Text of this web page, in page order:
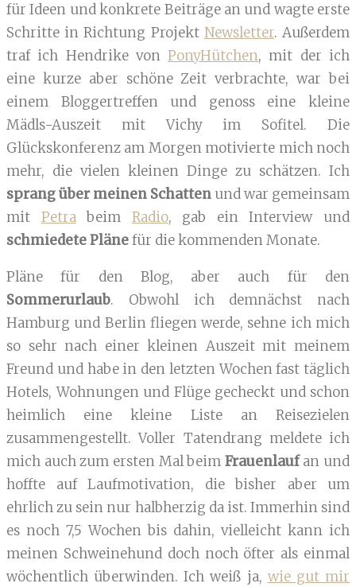
für Ideen und konkrete Beiträge an und wagte erste
Schritte in Richtung Projekt Newsletter. Außerdem
traf ich Hendrike vonPonyHütchen, mit der ich
eine kurze aber schöne Zeit verbrachte, war bei
einem Bloggertreffen und genoss eine kleine
Mädls-Auszeit mit Vichy im Sofitel. Die
Glückskonferenz am Morgen motivierte mich noch
mehr, die vielen kleinen Dinge zu schätzen. Ich
sprang über meinen Schatten und war gemeinsam
mit Petrabeim Radio, gab ein Interview und
schmiedete Plänefür die kommenden Monate.
Pläne für den Blog, aber auch für den
Sommerurlaub. Obwohl ich demnächst nach
Hamburg und Berlin fliegen werde, sehne ich mich
so sehr nach einer kleinen Auszeit mit meinem
Freund und habe in den letzten Wochen fast täglich
Hotels, Wohnungen und Flüge gecheckt und schon
heimlich eine kleine Liste an Reisezielen
zusammengestellt. Voller Tatendrang meldete ich
mich auch zum ersten Mal beim Frauenlaufan und
hoffte auf Laufmotivation, die bisher aber um
ehrlich zu sein nur halbherzig da ist. Immerhin sind
es noch 7,5 Wochen bis dahin, vielleicht kann ich
meinen Schweinehund doch noch öfter als einmal
wöchentlich überwinden. Ich weiß ja, wie gut mir